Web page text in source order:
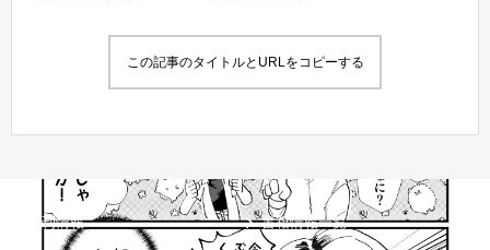
この記事のタイトルとURLをコピーする
新刊情報 書籍情報一覧